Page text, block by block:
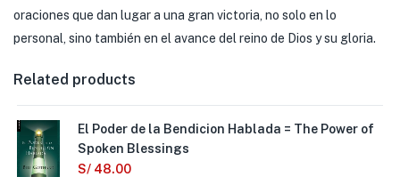
oraciones que dan lugar a una gran victoria, no solo en lo
personal, sino también en el avance del reino de Dios y su gloria.
Related products
El Poder de la Bendicion Hablada = The Power of
Spoken Blessings
S/ 48.00